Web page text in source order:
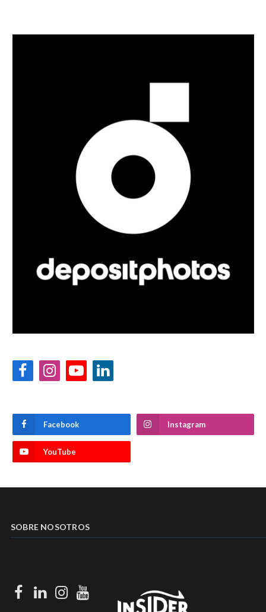
FacebookInstagramYouTubeLinkedIn
Facebook Instagram
YouTube
SOBRE NOSOTROS
Facebook
LinkedIn
Instagram
Youtube